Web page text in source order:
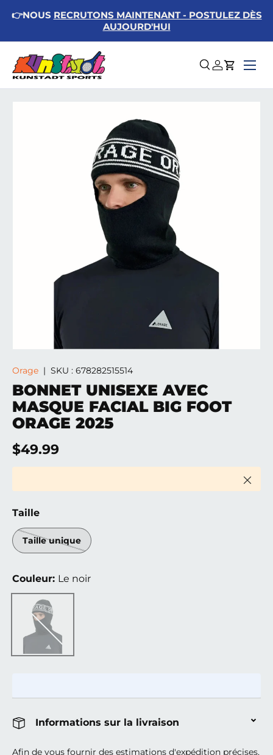
Aller au contenu
👉NOUS RECRUTONS MAINTENANT - POSTULEZ DÈS
AUJOURD'HUI
Recherche
SePanier
Menu
Passer aux informations produits
Orage | SKU : 678282515514
BONNET UNISEXE AVEC
MASQUE FACIAL BIG FOOT
ORAGE 2025
Prix habituel
$49.99
Taille
Taille unique
Couleur: Le noir
Le noir
Informations sur la livraison
Afin de vous fournir des estimations d'expédition précises,